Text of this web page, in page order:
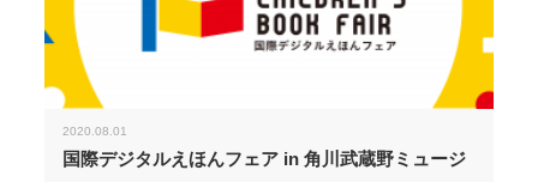
2020.08.01
国際デジタルえほんフェア in 角川武蔵野ミュージ